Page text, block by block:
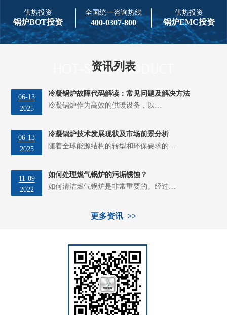
供热投资
锅炉BOT投资
全国统一咨询热线
400-0307-800
供热投资
锅炉EMC投资
资讯列表
06-13
2025
冷凝锅炉故障代码解读：常见问题及解决方法
冷凝锅炉作为高效的供暖设备，以…
06-13
2025
冷凝锅炉技术发展现状及市场前景分析
随着全球能源结构的转型和环保要求的…
11-09
2022
如何处理燃气锅炉的污垢锈蚀？
如何清洁燃气锅炉是非常重要的。经过…
更多资讯 >>